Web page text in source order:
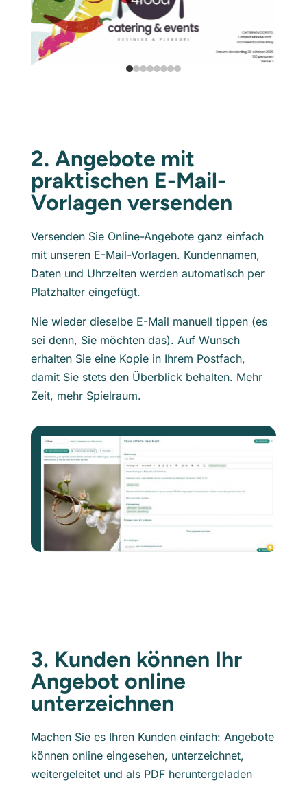
2. Angebote mit
praktischen E-Mail-
Vorlagen versenden
Versenden Sie Online-Angebote ganz einfach
mit unseren E-Mail-Vorlagen. Kundennamen,
Daten und Uhrzeiten werden automatisch per
Platzhalter eingefügt.
Nie wieder dieselbe E-Mail manuell tippen (es
sei denn, Sie möchten das). Auf Wunsch
erhalten Sie eine Kopie in Ihrem Postfach,
damit Sie stets den Überblick behalten. Mehr
Zeit, mehr Spielraum.
3. Kunden können Ihr
Angebot online
unterzeichnen
Machen Sie es Ihren Kunden einfach: Angebote
können online eingesehen, unterzeichnet,
weitergeleitet und als PDF heruntergeladen